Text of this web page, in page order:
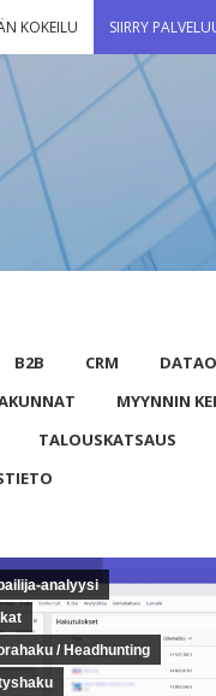
KOKEILU SIIRRY
B2B CRM
MYYNNIN
TALOUSKATSAUS
analyysi
/ Headhunting